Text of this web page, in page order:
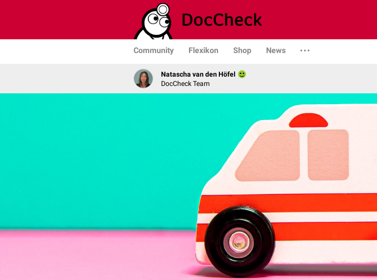
Community Flexikon Shop News
Natascha van den Höfel
DocCheck Team